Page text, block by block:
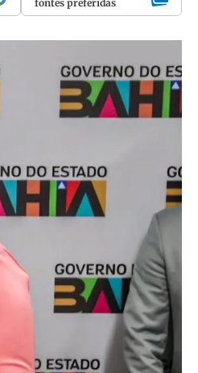
fontes preferidas